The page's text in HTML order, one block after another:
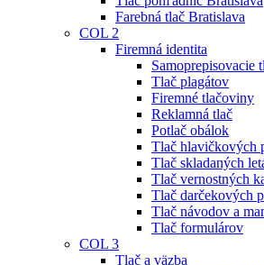
Farebná tlač Bratislava
COL 2
Firemná identita
Samoprepisovacie
Tlač plagátov
Firemné tlačoviny
Reklamná tlač
Potlač obálok
Tlač hlavičkových
Tlač skladaných
Tlač vernostných
Tlač darčekových
Tlač návodov a
Tlač formulárov
COL 3
Tlač a väzba